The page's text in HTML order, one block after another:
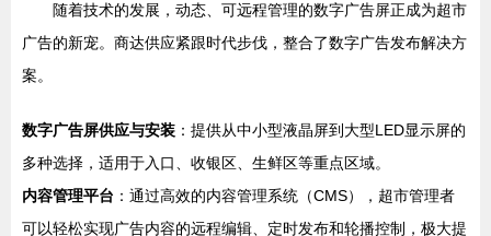
随着技术的发展，动态、可远程管理的数字广告屏正成为超市
广告的新宠。商达供应紧跟时代步伐，整合了数字广告发布解决方
案。
数字广告屏供应与安装 ：提供从中小型液晶屏到大型LED显示屏的
多种选择，适用于入口、收银区、生鲜区等重点区域。
内容管理平台 ：通过高效的内容管理系统（CMS），超市管理者
可以轻松实现广告内容的远程编辑、定时发布和轮播控制，极大提